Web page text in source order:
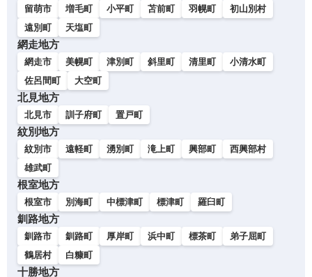
留萌市 増毛町 小平町 苫前町 羽幌町
初山別村
遠別町
天塩町
網走地方
網走市 美幌町 津別町 斜里町 清里町
小清水町
佐呂間町
大空町
北見地方
北見市 訓子府町 置戸町
紋別地方
紋別市 遠軽町 湧別町 滝上町 興部町
西興部村
雄武町
根室地方
根室市 別海町 中標津町 標津町 羅臼町
釧路地方
釧路市 釧路町 厚岸町 浜中町 標茶町
弟子屈町
鶴居村
白糠町
十勝地方